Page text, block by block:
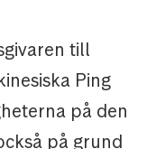
till
Ping
på den
på grund